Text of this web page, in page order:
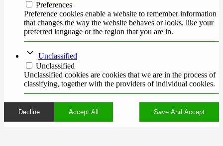
Preferences
Preference cookies enable a website to remember information
that changes the way the website behaves or looks, like your
preferred language or the region that you are in.
Unclassified
Unclassified
Unclassified cookies are cookies that we are in the process of
classifying, together with the providers of individual cookies.
Decline Accept All Save And Accept